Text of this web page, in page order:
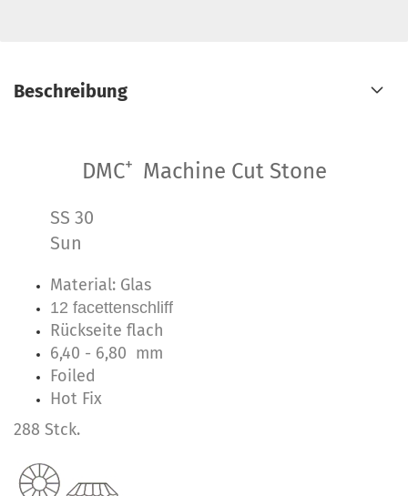
Beschreibung
DMC+ Machine Cut Stone
SS 30
Sun
Material: Glas
12 facettenschliff
Rückseite flach
6,40 - 6,80 mm
Foiled
Hot Fix
288 Stck.